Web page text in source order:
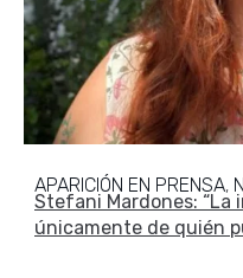
APARICIÓN EN PRENSA,
Stefani Mardones: “La
únicamente de quién